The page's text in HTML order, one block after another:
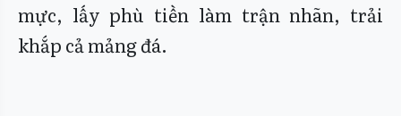
mực, lấy phù tiền làm trận nhãn, trải
khắp cả mảng đá.